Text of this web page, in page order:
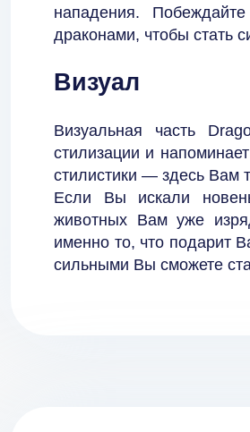
нападения.
драконами, чтобы стать
Визуал
Визуальная часть
стилизации и
стилистики — здесь Вам
Если Вы искали
животных Вам уже
именно то, что подарит
сильными Вы сможете